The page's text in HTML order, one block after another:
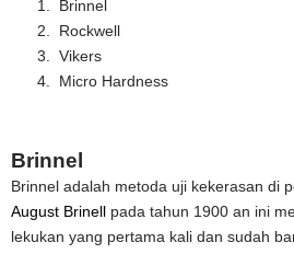
Brinnel
Rockwell
Vikers
Micro Hardness
Brinnel
Brinnel adalah metoda uji kekerasan di
August Brinell pada tahun 1900 an ini
lekukan yang pertama kali dan sudah